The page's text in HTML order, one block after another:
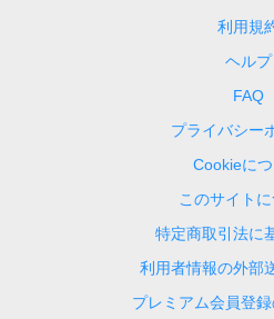
利用規
ヘルプ
FAQ
プライバシー
Cookieに
このサイト
特定商取引法に
利用者情報の外部
プレミアム会員登